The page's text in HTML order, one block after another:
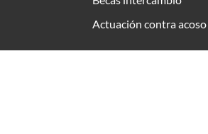
Actuación contra acoso